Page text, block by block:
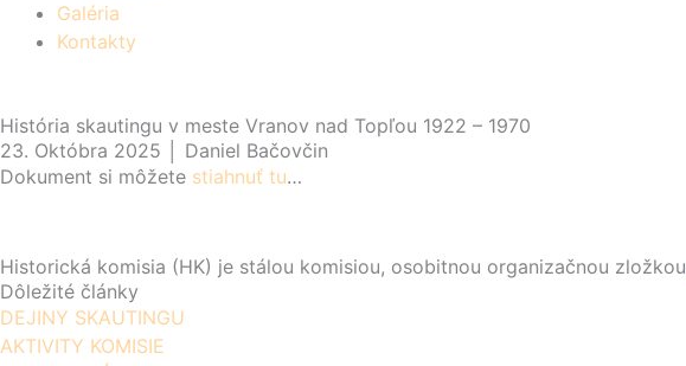
Galéria
Kontakty
História skautingu v meste Vranov nad Topľou 1922 – 1970
23. Októbra 2025 │ Daniel Bačovčin
Dokument si môžete stiahnuť tu…
Historická komisia (HK) je stálou komisiou, osobitnou organizačnou zložkou
Dôležité články
DEJINY SKAUTINGU
AKTIVITY KOMISIE